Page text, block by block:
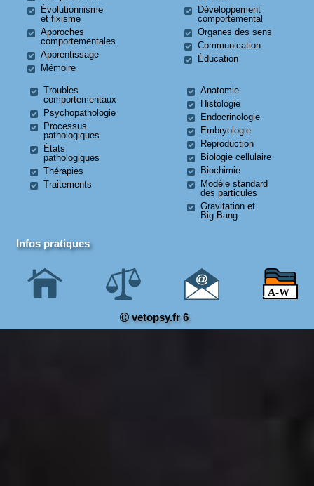
Évolutionnisme
et fixisme
Approches
comportementales
Apprentissage
Mémoire
Développement
comportemental
Organes des sens
Communication
Éducation
Troubles
comportementaux
Psychopathologie
Processus
pathologiques
États
pathologiques
Thérapies
Traitements
Anatomie
Histologie
Endocrinologie
Embryologie
Reproduction
Biologie cellulaire
Biochimie
Modèle standard
des particules
Gravitation et
Big Bang
Infos pratiques
vetopsy.fr 6